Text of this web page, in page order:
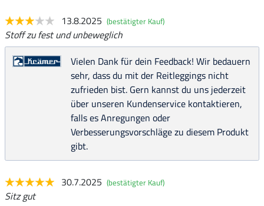
13.8.2025 (bestätigter Kauf)
Stoff zu fest und unbeweglich
Vielen Dank für dein Feedback! Wir bedauern
sehr, dass du mit der Reitleggings nicht
zufrieden bist. Gern kannst du uns jederzeit
über unseren Kundenservice kontaktieren,
falls es Anregungen oder
Verbesserungsvorschläge zu diesem Produkt
gibt.
30.7.2025 (bestätigter Kauf)
Sitz gut